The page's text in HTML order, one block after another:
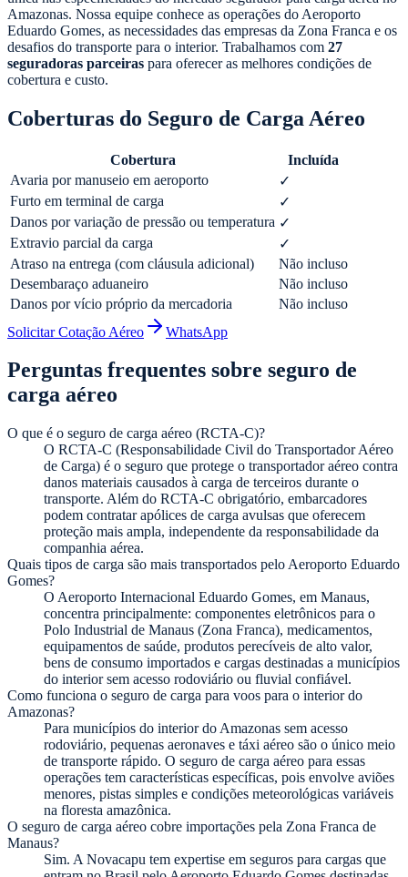
Amazonas. Nossa equipe conhece as operações do Aeroporto
Eduardo Gomes, as necessidades das empresas da Zona Franca e os
desafios do transporte para o interior. Trabalhamos com 27
seguradoras parceiras para oferecer as melhores condições de
cobertura e custo.
Coberturas do Seguro de Carga Aéreo
Cobertura
Incluída
Avaria por manuseio em aeroporto
✓
Furto em terminal de carga
✓
Danos por variação de pressão ou temperatura ✓
Extravio parcial da carga
✓
Atraso na entrega (com cláusula adicional)
Não incluso
Desembaraço aduaneiro
Não incluso
Danos por vício próprio da mercadoria
Não incluso
Solicitar Cotação Aéreo
WhatsApp
Perguntas frequentes sobre seguro de
carga aéreo
O que é o seguro de carga aéreo (RCTA-C)?
O RCTA-C (Responsabilidade Civil do Transportador Aéreo
de Carga) é o seguro que protege o transportador aéreo contra
danos materiais causados à carga de terceiros durante o
transporte. Além do RCTA-C obrigatório, embarcadores
podem contratar apólices de carga avulsas que oferecem
proteção mais ampla, independente da responsabilidade da
companhia aérea.
Quais tipos de carga são mais transportados pelo Aeroporto Eduardo
Gomes?
O Aeroporto Internacional Eduardo Gomes, em Manaus,
concentra principalmente: componentes eletrônicos para o
Polo Industrial de Manaus (Zona Franca), medicamentos,
equipamentos de saúde, produtos perecíveis de alto valor,
bens de consumo importados e cargas destinadas a municípios
do interior sem acesso rodoviário ou fluvial confiável.
Como funciona o seguro de carga para voos para o interior do
Amazonas?
Para municípios do interior do Amazonas sem acesso
rodoviário, pequenas aeronaves e táxi aéreo são o único meio
de transporte rápido. O seguro de carga aéreo para essas
operações tem características específicas, pois envolve aviões
menores, pistas simples e condições meteorológicas variáveis
na floresta amazônica.
O seguro de carga aéreo cobre importações pela Zona Franca de
Manaus?
Sim. A Novacapu tem expertise em seguros para cargas que